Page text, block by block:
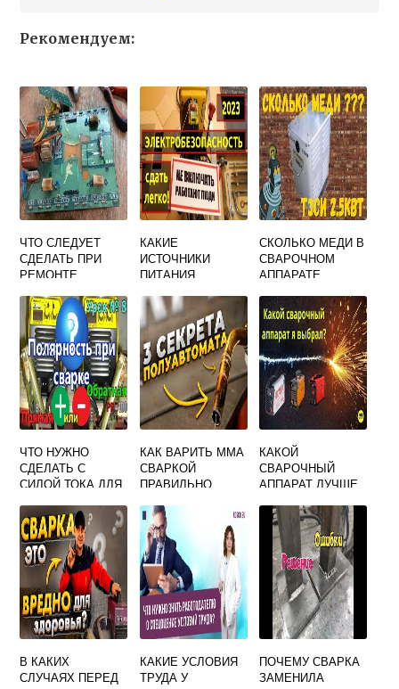
Рекомендуем:
ЧТО СЛЕДУЕТ
СДЕЛАТЬ ПРИ
РЕМОНТЕ
И ЗАЧИСТКЕ
ЭЛЕКТРОДОВ НА
МАШИНЕ
КОНТАКТНОЙ
СВАРКИ
КАКИЕ
ИСТОЧНИКИ
ПИТАНИЯ
ДЛЯ СВАРКИ
ПОСТОЯННЫМ
ТОКОМ ОТВЕТ НА
ТЕСТ
СКОЛЬКО МЕДИ В
СВАРОЧНОМ
АППАРАТЕ
ЧТО НУЖНО
СДЕЛАТЬ С
СИЛОЙ ТОКА ДЛЯ
ГОРИЗОНТАЛЬНО
М ПОЛОЖЕНИИ
КАК ВАРИТЬ ММА
СВАРКОЙ
ПРАВИЛЬНО
КАКОЙ
СВАРОЧНЫЙ
АППАРАТ ЛУЧШЕ
РЕСАНТА
В КАКИХ
СЛУЧАЯХ ПЕРЕД
КАКИЕ УСЛОВИЯ
ТРУДА У
ПОЧЕМУ СВАРКА
ЗАМЕНИЛА